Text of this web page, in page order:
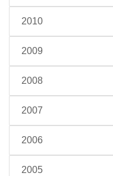
2010
2009
2008
2007
2006
2005